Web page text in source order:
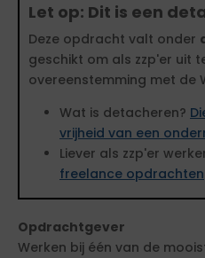
Let op: Dit is een
Deze opdracht valt onder
geschikt om als zzp'er uit
overeenstemming met de
Wat is detacheren?
vrijheid van een
Liever als zzp'er
freelance opdrachten
Opdrachtgever
Werken bij één van de